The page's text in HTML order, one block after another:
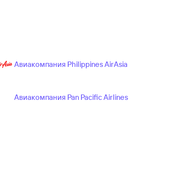
Авиакомпания Philippines AirAsia
Авиакомпания Pan Pacific Airlines